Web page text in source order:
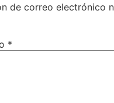
de correo electrónico
*